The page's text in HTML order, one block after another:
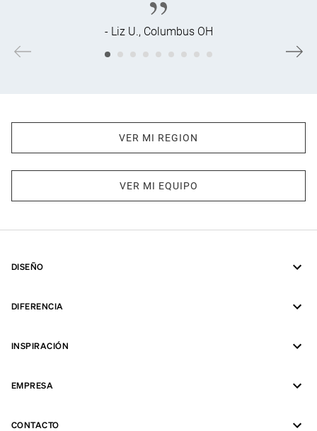
- Liz U., Columbus OH
VER MI REGION
VER MI EQUIPO
DISEÑO
DIFERENCIA
INSPIRACIÓN
EMPRESA
CONTACTO